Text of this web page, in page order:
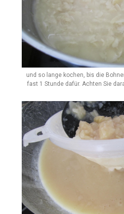
und so lange kochen, bis die
fast 1 Stunde dafür. Achten Sie